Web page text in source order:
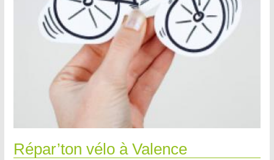
Répar’ton vélo à Valence